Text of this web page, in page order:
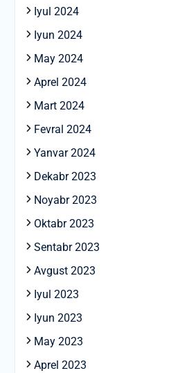
Iyul 2024
Iyun 2024
May 2024
Aprel 2024
Mart 2024
Fevral 2024
Yanvar 2024
Dekabr 2023
Noyabr 2023
Oktabr 2023
Sentabr 2023
Avgust 2023
Iyul 2023
Iyun 2023
May 2023
Aprel 2023